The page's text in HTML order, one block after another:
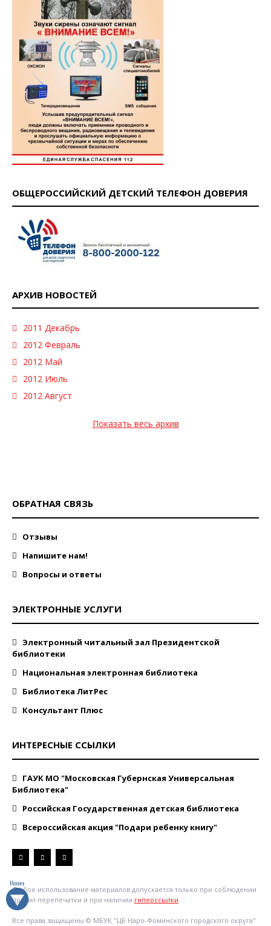
ОБЩЕРОССИЙСКИЙ ДЕТСКИЙ ТЕЛЕФОН ДОВЕРИЯ
АРХИВ НОВОСТЕЙ
2011 Декабрь
2012 Февраль
2012 Май
2012 Июль
2012 Август
Показать весь архив
ОБРАТНАЯ СВЯЗЬ
Отзывы
Напишите нам!
Вопросы и ответы
ЭЛЕКТРОННЫЕ УСЛУГИ
Электронный читальный зал Президентской
библиотеки
Национальная электронная библиотека
Библиотека ЛитРес
Консультант Плюс
ИНТЕРЕСНЫЕ ССЫЛКИ
ГАУК МО "Московская Губернская Универсальная
Библиотека"
Российская Государственная детская библиотека
Всероссийская акция "Подари ребенку книгу"
Любое использование материалов допускается только при соблюдении
правил перепечатки и при наличии гиперссылки
Все права защищены © МБУК "ЦБ Наро-Фоминского городского округа"